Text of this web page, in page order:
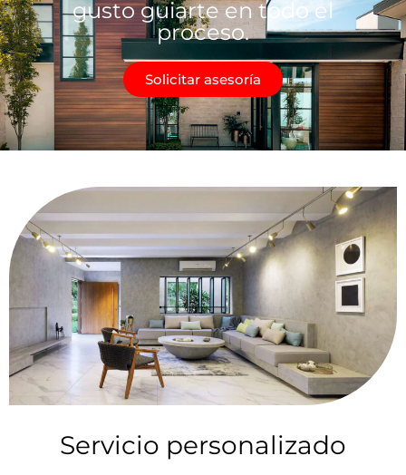
gusto guiarte en todo el
proceso.
Solicitar asesoría
Servicio personalizado